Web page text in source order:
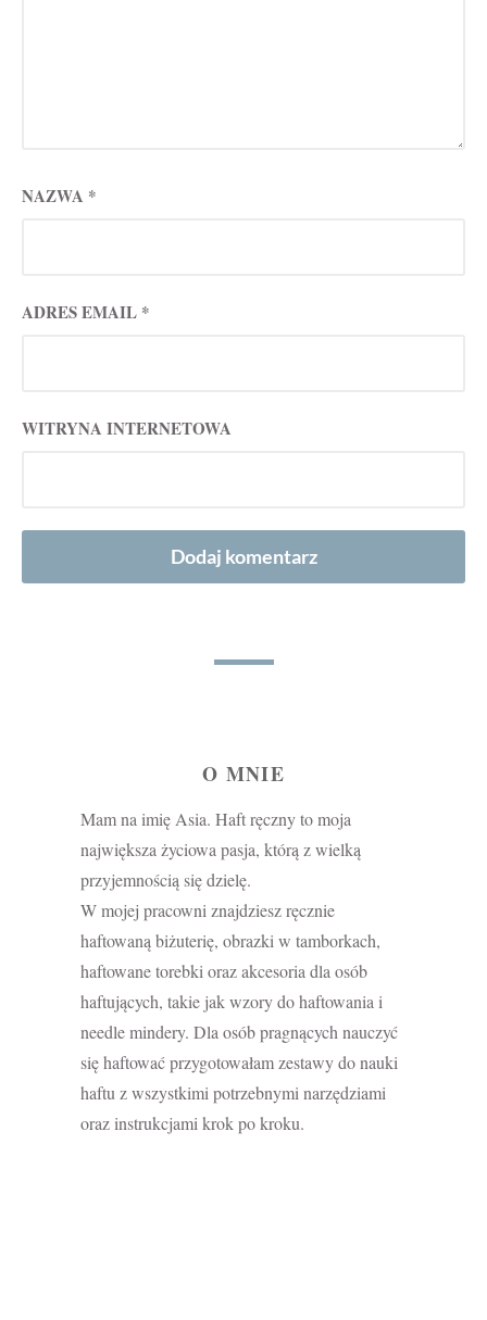
NAZWA *
ADRES EMAIL *
WITRYNA INTERNETOWA
O MNIE
Mam na imię Asia. Haft ręczny to moja
największa życiowa pasja, którą z wielką
przyjemnością się dzielę.
W mojej pracowni znajdziesz ręcznie
haftowaną biżuterię, obrazki w tamborkach,
haftowane torebki oraz akcesoria dla osób
haftujących, takie jak wzory do haftowania i
needle mindery. Dla osób pragnących nauczyć
się haftować przygotowałam zestawy do nauki
haftu z wszystkimi potrzebnymi narzędziami
oraz instrukcjami krok po kroku.